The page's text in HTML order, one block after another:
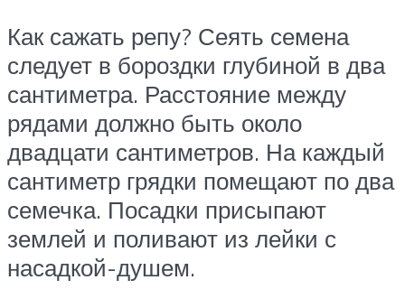
Как сажать репу? Сеять семена
следует в бороздки глубиной в два
сантиметра. Расстояние между
рядами должно быть около
двадцати сантиметров. На каждый
сантиметр грядки помещают по два
семечка. Посадки присыпают
землей и поливают из лейки с
насадкой-душем.